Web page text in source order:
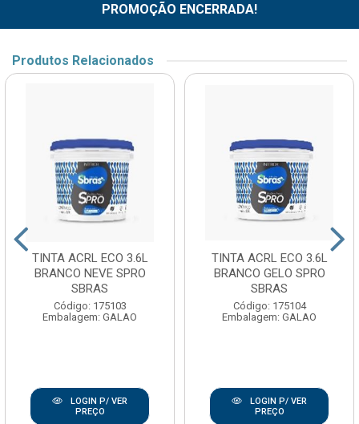
PROMOÇÃO ENCERRADA!
Produtos Relacionados
TINTA ACRL ECO 3.6L
BRANCO NEVE SPRO
SBRAS
Código: 175103
Embalagem: GALAO
LOGIN P/ VER
PREÇO
TINTA ACRL ECO 3.6L
BRANCO GELO SPRO
SBRAS
Código: 175104
Embalagem: GALAO
LOGIN P/ VER
PREÇO